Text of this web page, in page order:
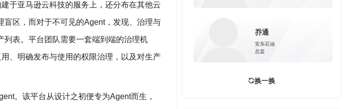
于亚马逊云科技的服务上，还分布在其他云
区，而对于不可见的Agent，发现、治理与
表。平台团队需要一套端到端的治理机
、明确发布与使用的权限治理，以及对生产
。该平台从设计之初便专为Agent而生，
乔通
安东石油
总监
换一换